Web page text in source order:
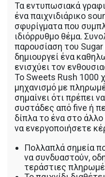
Τα εντυπωσιακά
ένα παιχνιδιάρικο
σφυρίγματα που
ιδιόρρυθμο θέμα.
παρουσίαση του
δημιουργεί ένα
ενισχύει τον
Το Sweets Rush 1000
μηχανισμό με
σημαίνει ότι πρέπει
συστάδες από five ή
δίπλα το ένα στο άλλο
να ενεργοποιήσετε
Πολλαπλά σημεία
να συνδυαστούν,
τεράστιες